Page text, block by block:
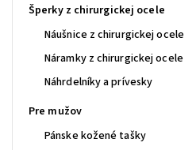
Šperky z chirurgickej ocele
Náušnice z chirurgickej ocele
Náramky z chirurgickej ocele
Náhrdelníky a prívesky
Pre mužov
Pánske kožené tašky